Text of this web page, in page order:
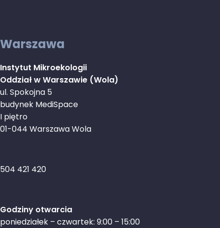
Warszawa
Instytut Mikroekologii
Oddział w Warszawie (Wola)
ul. Spokojna 5
budynek MediSpace
I piętro
01-044 Warszawa Wola
504 421 420
Godziny otwarcia
poniedziałek – czwartek: 9:00 – 15:00